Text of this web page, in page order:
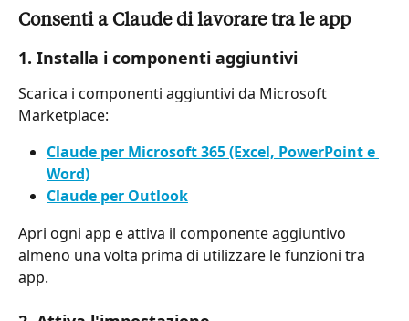
Consenti a Claude di lavorare tra le app
1. Installa i componenti aggiuntivi
Scarica i componenti aggiuntivi da Microsoft
Marketplace:
Claude per Microsoft 365 (Excel, PowerPoint e
Word)
Claude per Outlook
Apri ogni app e attiva il componente aggiuntivo
almeno una volta prima di utilizzare le funzioni tra
app.